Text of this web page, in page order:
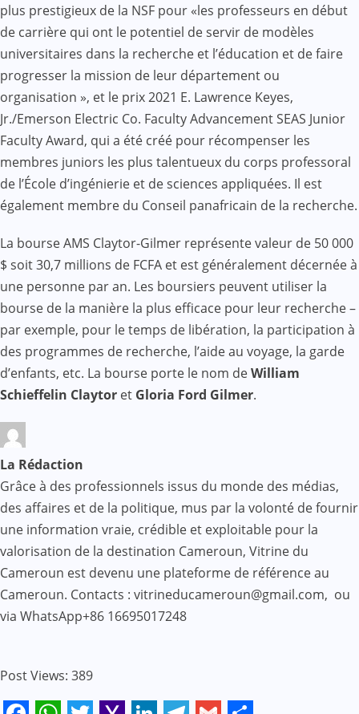
plus prestigieux de la NSF pour «les professeurs en début
de carrière qui ont le potentiel de servir de modèles
universitaires dans la recherche et l’éducation et de faire
progresser la mission de leur département ou
organisation », et le prix 2021 E. Lawrence Keyes,
Jr./Emerson Electric Co. Faculty Advancement SEAS Junior
Faculty Award, qui a été créé pour récompenser les
membres juniors les plus talentueux du corps professoral
de l’École d’ingénierie et de sciences appliquées. Il est
également membre du Conseil panafricain de la recherche.
La bourse AMS Claytor-Gilmer représente valeur de 50 000
$ soit 30,7 millions de FCFA et est généralement décernée à
une personne par an. Les boursiers peuvent utiliser la
bourse de la manière la plus efficace pour leur recherche –
par exemple, pour le temps de libération, la participation à
des programmes de recherche, l’aide au voyage, la garde
d’enfants, etc. La bourse porte le nom deWilliam
Schieffelin Claytor et Gloria Ford Gilmer.
La Rédaction
Grâce à des professionnels issus du monde des médias,
des affaires et de la politique, mus par la volonté de fournir
une information vraie, crédible et exploitable pour la
valorisation de la destination Cameroun, Vitrine du
Cameroun est devenu une plateforme de référence au
Cameroun. Contacts : vitrineducameroun@gmail.com, ou
via WhatsApp+86 16695017248
Post Views: 389